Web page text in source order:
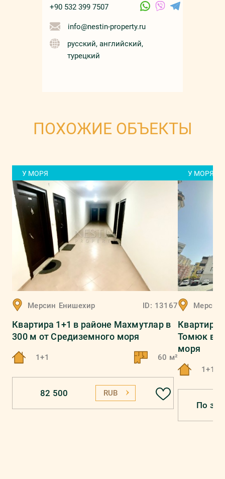
+90 532 399 7507
info@nestin-property.ru
русский, английский,
турецкий
ПОХОЖИЕ ОБЪЕКТЫ
У МОРЯ
Мерсин Енишехир ID: 13167
Квартира 1+1 в районе Махмутлар в
300 м от Средиземного моря
1+1 60 м²
82 500 RUB
У МОРЯ
Мерсин
Квартира
Томюк в
моря
1+1
По